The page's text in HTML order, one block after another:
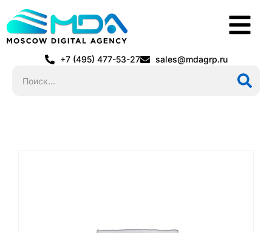
+7 (495) 477-53-27 sales@mdagrp.ru